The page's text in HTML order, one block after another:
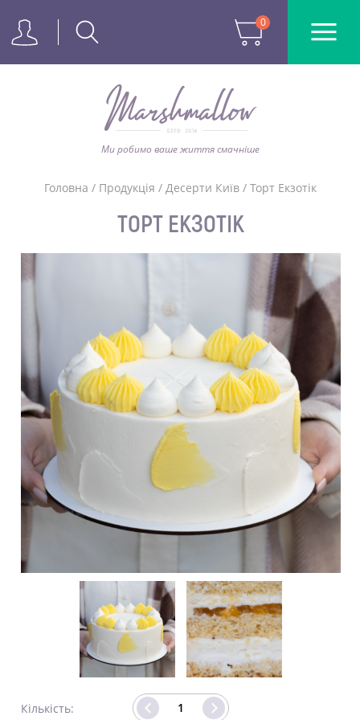
0
Ми робимо ваше життя смачніше
Головна / Продукція / Десерти Київ/ Торт Екзотік
ТОРТ ЕКЗОТІК
Кількість: